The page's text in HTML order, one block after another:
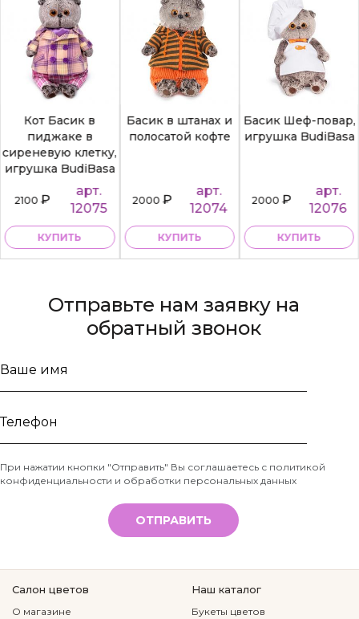
Кот Басик в
пиджаке в
сиреневую клетку,
игрушка BudiBasa
2100₽
арт.
12075
КУПИТЬ
Басик в штанах и
полосатой кофте
2000₽
арт.
12074
КУПИТЬ
Басик Шеф-повар,
игрушка BudiBasa
2000₽
арт.
12076
КУПИТЬ
Отправьте нам заявку на
обратный звонок
Ваше
Телефон
*
При нажатии кнопки "Отправить" Вы соглашаетесь с политикой
конфиденциальности и обработки персональных данных
ОТПРАВИТЬ
Салон цветов
О магазине
Наш каталог
Букеты цветов